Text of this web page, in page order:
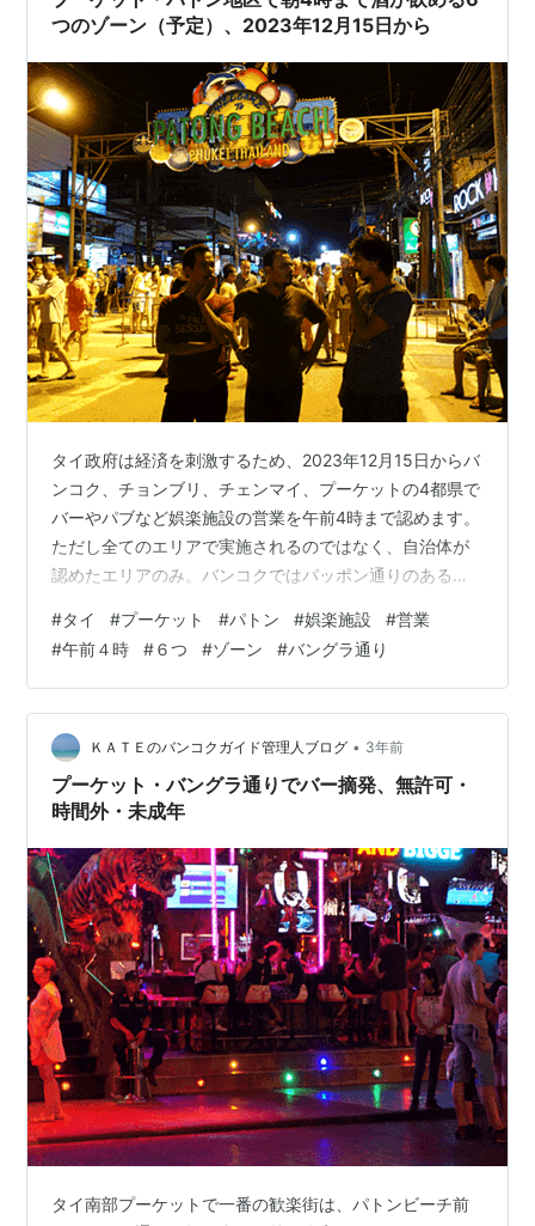
つのゾーン（予定）、2023年12月15日から
タイ政府は経済を刺激するため、2023年12月15日からバ
ンコク、チョンブリ、チェンマイ、プーケットの4都県で
バーやパブなど娯楽施設の営業を午前4時まで認めます。
ただし全てのエリアで実施されるのではなく、自治体が
認めたエリアのみ。バンコクではパッポン通りのあるシ
ーが該当エリア。ナナプラザやソイカーボイといった歓
楽街のあるスクンビット通りなどは対象外です。またア
ルコール飲料も午前4時までの提供が可能になります。
ザ・プーケットニュースによると、プーケット県カトゥ
ー郡は、12月15日から多くの外国人客で溢れるパトン地
区で、娯楽施設の午前4時までの…
#タイ #プーケット #パトン #娯楽施設 #営業
#午前４時 #６つ #ゾーン #バングラ通り
ＫＡＴＥのバンコクガイド管理人ブログ • 3年前
プーケット・バングラ通りでバー摘発、無許可・
時間外・未成年
タイ南部プーケットで一番の歓楽街は、パトンビーチ前